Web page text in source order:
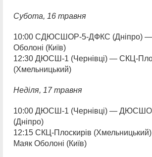
Субота, 16 травня
10:00 СДЮСШОР-5-ДФКС (Дніпро)
Оболоні (Київ)
12:30 ДЮСШ-1 (Чернівці) — СКЦ-
(Хмельницький)
Неділя, 17 травня
10:00 ДЮСШ-1 (Чернівці) —
(Дніпро)
12:15 СКЦ-Плоскирів
Маяк Оболоні (Київ)